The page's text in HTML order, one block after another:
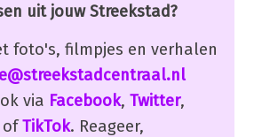
uit jouw Streekstad?
foto's, filmpjes en verhalen
via Facebook, Twitter,
ofTikTok. Reageer,